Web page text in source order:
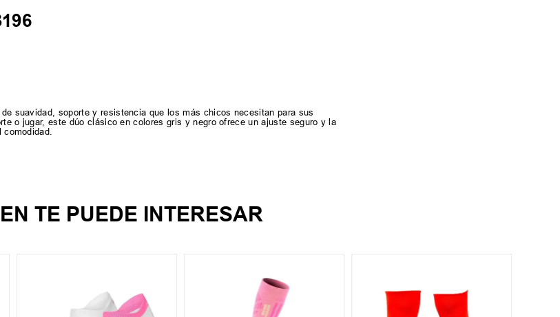
suavidad, soporte y resistencia que los más chicos necesitan para sus
o jugar, este dúo clásico en colores gris y negro ofrece un ajuste seguro y la
comodidad.
TE PUEDE INTERESAR